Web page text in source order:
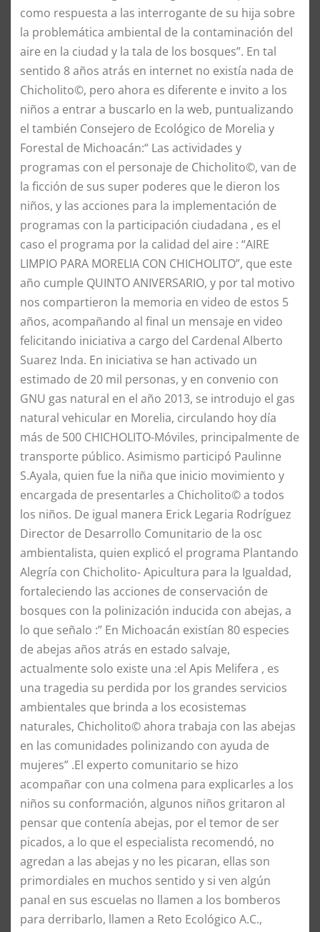
como respuesta a las interrogante de su hija sobre
la problemática ambiental de la contaminación del
aire en la ciudad y la tala de los bosques”. En tal
sentido 8 años atrás en internet no existía nada de
Chicholito©, pero ahora es diferente e invito a los
niños a entrar a buscarlo en la web, puntualizando
el también Consejero de Ecológico de Morelia y
Forestal de Michoacán:“ Las actividades y
programas con el personaje de Chicholito©, van de
la ficción de sus super poderes que le dieron los
niños, y las acciones para la implementación de
programas con la participación ciudadana , es el
caso el programa por la calidad del aire : “AIRE
LIMPIO PARA MORELIA CON CHICHOLITO”, que este
año cumple QUINTO ANIVERSARIO, y por tal motivo
nos compartieron la memoria en video de estos 5
años, acompañando al final un mensaje en video
felicitando iniciativa a cargo del Cardenal Alberto
Suarez Inda. En iniciativa se han activado un
estimado de 20 mil personas, y en convenio con
GNU gas natural en el año 2013, se introdujo el gas
natural vehicular en Morelia, circulando hoy día
más de 500 CHICHOLITO-Móviles, principalmente de
transporte público. Asimismo participó Paulinne
S.Ayala, quien fue la niña que inicio movimiento y
encargada de presentarles a Chicholito© a todos
los niños. De igual manera Erick Legaria Rodríguez
Director de Desarrollo Comunitario de la osc
ambientalista, quien explicó el programa Plantando
Alegría con Chicholito- Apicultura para la Igualdad,
fortaleciendo las acciones de conservación de
bosques con la polinización inducida con abejas, a
lo que señalo :” En Michoacán existían 80 especies
de abejas años atrás en estado salvaje,
actualmente solo existe una :el Apis Melifera , es
una tragedia su perdida por los grandes servicios
ambientales que brinda a los ecosistemas
naturales, Chicholito© ahora trabaja con las abejas
en las comunidades polinizando con ayuda de
mujeres” .El experto comunitario se hizo
acompañar con una colmena para explicarles a los
niños su conformación, algunos niños gritaron al
pensar que contenía abejas, por el temor de ser
picados, a lo que el especialista recomendó, no
agredan a las abejas y no les picaran, ellas son
primordiales en muchos sentido y si ven algún
panal en sus escuelas no llamen a los bomberos
para derribarlo, llamen a Reto Ecológico A.C.,